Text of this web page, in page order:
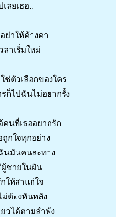
ลยเธอ..
ย่าให้ค้างคา
ลาเริ่มใหม่
ช่ตัวเลือกของใคร
รก็ไปฉันไม่อยากรั้ง
คนที่เธออยากรัก
ถูกใจทุกอย่าง
นมันคนละทาง
ผู้ชายในฝัน
ให้สาแก่ใจ
ม่ต้องหันหลัง
วได้ตามลำพัง